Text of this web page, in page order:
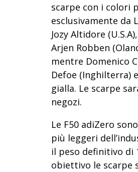
scarpe con i colori
esclusivamente da
Jozy Altidore
Arjen Robben
mentre Domenico
Defoe (Inghilterra)
gialla. Le scarpe
negozi.
Le F50 adiZero
più leggeri
il peso definitivo di
obiettivo le scarpe